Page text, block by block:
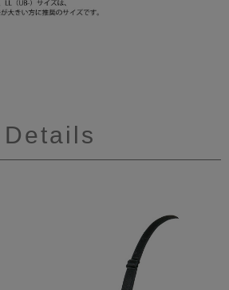
Details